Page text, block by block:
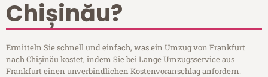
Chișinău?
Ermitteln Sie schnell und einfach, was ein Umzug von Frankfurt
nach Chișinău kostet, indem Sie bei Lange Umzugsservice aus
Frankfurt einen unverbindlichen Kostenvoranschlag anfordern.